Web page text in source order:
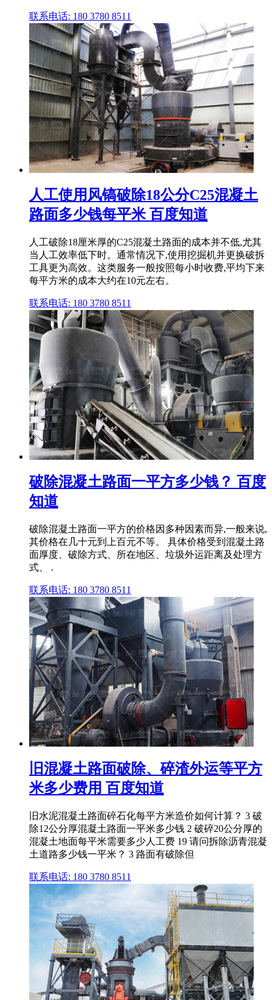
联系电话: 180 3780 8511
人工使用风镐破除18公分C25混凝土
路面多少钱每平米 百度知道
人工破除18厘米厚的C25混凝土路面的成本并不低,尤其
当人工效率低下时。通常情况下,使用挖掘机并更换破拆
工具更为高效。这类服务一般按照每小时收费,平均下来
每平方米的成本大约在10元左右。
联系电话: 180 3780 8511
破除混凝土路面一平方多少钱？ 百度
知道
破除混凝土路面一平方的价格因多种因素而异,一般来说,
其价格在几十元到上百元不等。 具体价格受到混凝土路
面厚度、破除方式、所在地区、垃圾外运距离及处理方
式、 .
联系电话: 180 3780 8511
旧混凝土路面破除、碎渣外运等平方
米多少费用 百度知道
旧水泥混凝土路面碎石化每平方米造价如何计算？ 3 破
除12公分厚混凝土路面一平米多少钱 2 破碎20公分厚的
混凝土地面每平米需要多少人工费 19 请问拆除沥青混凝
土道路多少钱一平米？ 3 路面有破除但
联系电话: 180 3780 8511